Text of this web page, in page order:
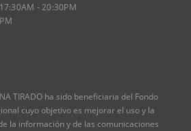
- 20:30PM
TIRADO ha sido beneficiaria del Fondo
cuyo objetivo es mejorar el uso y la
la información y de las comunicaciones